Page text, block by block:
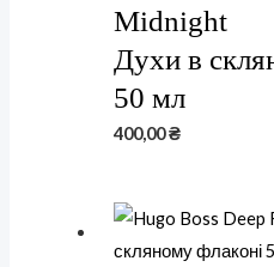
Midnight
Духи в
50 мл
400,00₴